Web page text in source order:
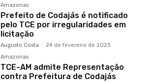
Amazonas
Prefeito de Codajás é notificado
pelo TCE por irregularidades em
licitação
Augusto Costa - 24 de fevereiro de 2023
Amazonas
TCE-AM admite Representação
contra Prefeitura de Codajás